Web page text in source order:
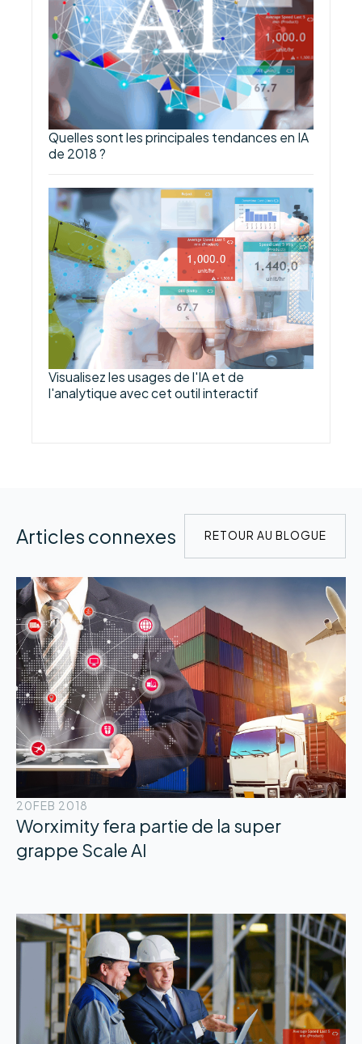
Quelles sont les principales tendances en IA
de 2018 ?
Visualisez les usages de l'IA et de
l'analytique avec cet outil interactif
Articles connexes RETOUR AU BLOGUE
20FEB 2018
Worximity fera partie de la super
grappe Scale AI